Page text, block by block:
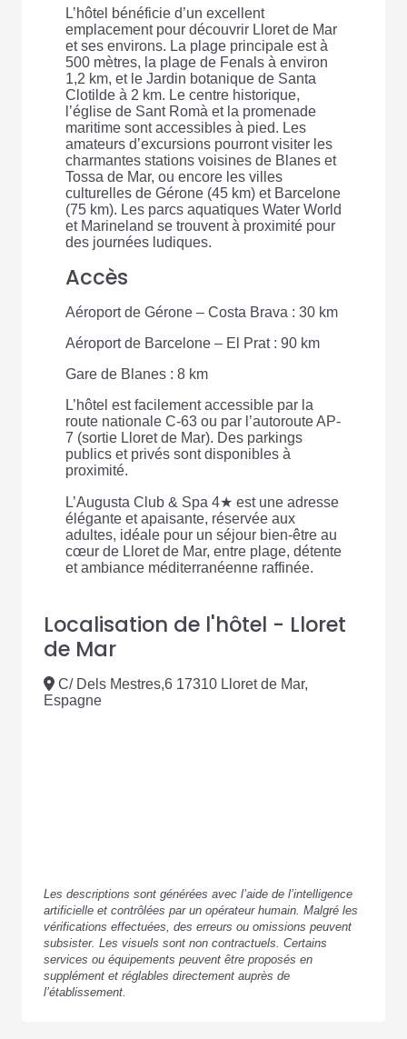
L’hôtel bénéficie d’un excellent
emplacement pour découvrir Lloret de Mar
et ses environs. La plage principale est à
500 mètres, la plage de Fenals à environ
1,2 km, et le Jardin botanique de Santa
Clotilde à 2 km. Le centre historique,
l’église de Sant Romà et la promenade
maritime sont accessibles à pied. Les
amateurs d’excursions pourront visiter les
charmantes stations voisines de Blanes et
Tossa de Mar, ou encore les villes
culturelles de Gérone (45 km) et Barcelone
(75 km). Les parcs aquatiques Water World
et Marineland se trouvent à proximité pour
des journées ludiques.
Accès
Aéroport de Gérone – Costa Brava : 30 km
Aéroport de Barcelone – El Prat : 90 km
Gare de Blanes : 8 km
L’hôtel est facilement accessible par la
route nationale C-63 ou par l’autoroute AP-
7 (sortie Lloret de Mar). Des parkings
publics et privés sont disponibles à
proximité.
L’Augusta Club & Spa 4★ est une adresse
élégante et apaisante, réservée aux
adultes, idéale pour un séjour bien-être au
cœur de Lloret de Mar, entre plage, détente
et ambiance méditerranéenne raffinée.
Localisation de l'hôtel - Lloret
de Mar
C/ Dels Mestres,6 17310 Lloret de Mar,
Espagne
Les descriptions sont générées avec l’aide de l’intelligence
artificielle et contrôlées par un opérateur humain. Malgré les
vérifications effectuées, des erreurs ou omissions peuvent
subsister. Les visuels sont non contractuels. Certains
services ou équipements peuvent être proposés en
supplément et réglables directement auprès de
l’établissement.